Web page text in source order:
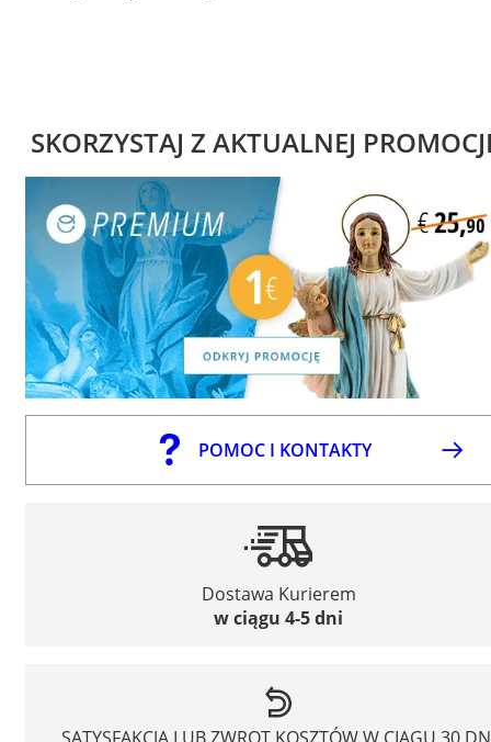
SKORZYSTAJ Z AKTUALNEJ
POMOC I KONTAKTY
Dostawa Kurierem
w ciągu 4-5 dni